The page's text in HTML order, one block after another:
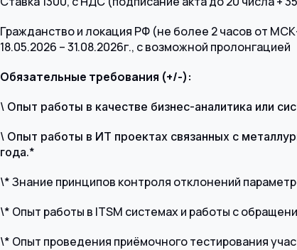
Гражданство и локация РФ (не более 2 часов от
18.05.2026 – 31.08.2026г., с возможной пролонгацией
Обязательные требования (+/-):
\ Опыт работы в качестве бизнес-аналитика или
\ Опыт работы в ИТ проектах связанных с
года.*
\* Знание принципов контроля отклонений
\* Опыт работы в ITSM системах и работы с
\* Опыт проведения приёмочного тестирования